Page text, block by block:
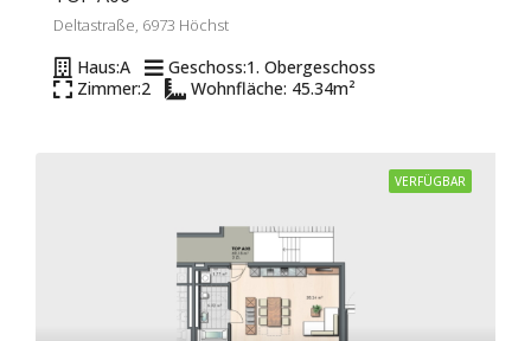
Deltastraße, 6973 Höchst
Haus:A Geschoss:1. Obergeschoss
Zimmer:2 Wohnfläche: 45.34m²
VERFÜGBAR